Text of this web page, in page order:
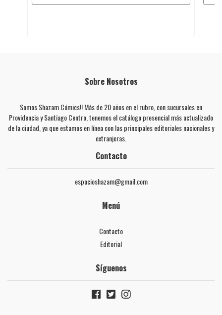
Sobre Nosotros
Somos Shazam Cómics!! Más de 20 años en el rubro, con sucursales en
Providencia y Santiago Centro, tenemos el catálogo presencial más actualizado
de la ciudad, ya que estamos en línea con las principales editoriales nacionales y
extranjeras.
Contacto
espacioshazam@gmail.com
Menú
Contacto
Editorial
Síguenos